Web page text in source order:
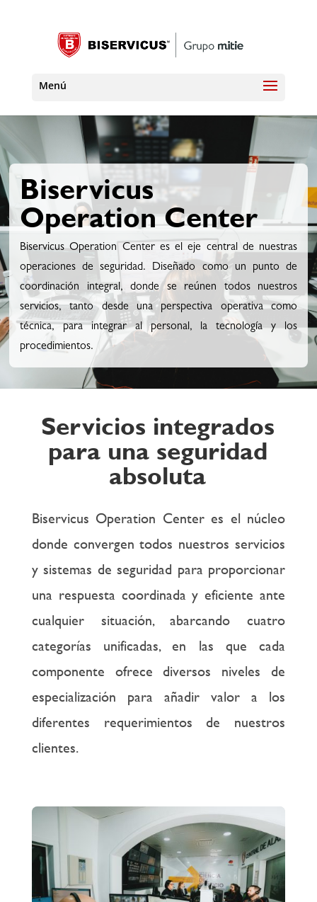
Biservicus
Operation Center
Biservicus Operation Center es el eje central de nuestras
operaciones de seguridad. Diseñado como un punto de
coordinación integral, donde se reúnen todos nuestros
servicios, tanto desde una perspectiva operativa como
técnica, para integrar al personal, la tecnología y los
procedimientos.
Servicios integrados
para una seguridad
absoluta
Biservicus Operation Center es el núcleo
donde convergen todos nuestros servicios
y sistemas de seguridad para proporcionar
una respuesta coordinada y eficiente ante
cualquier situación, abarcando cuatro
categorías unificadas, en las que cada
componente ofrece diversos niveles de
especialización para añadir valor a los
diferentes requerimientos de nuestros
clientes.